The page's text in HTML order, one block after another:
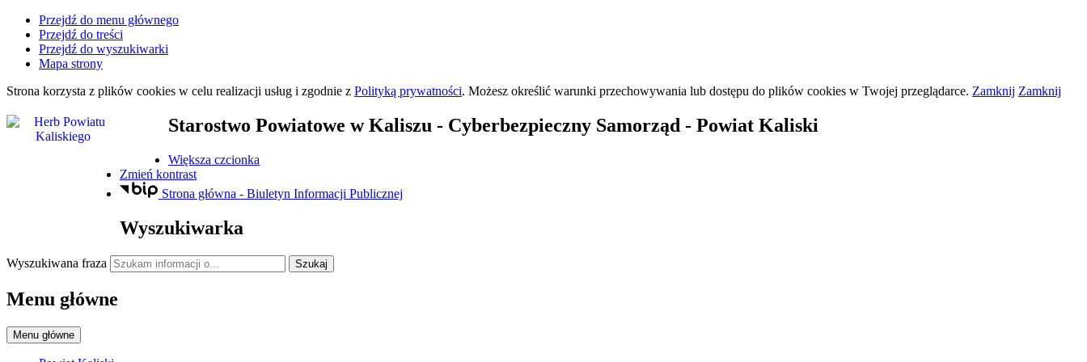
Przejdź do menu głównego
Przejdź do treści
Przejdź do wyszukiwarki
Mapa strony
Strona korzysta z plików cookies w celu realizacji usług i zgodnie z Polityką prywatności. Możesz określić warunki przechowywania lub dostępu do plików cookies w Twojej przeglądarce. Zamknij Zamknij
Starostwo Powiatowe w Kaliszu - Cyberbezpieczny Samorząd - Powiat Kaliski
Większa czcionka
Zmień kontrast
Strona główna - Biuletyn Informacji Publicznej
Wyszukiwarka
Wyszukiwana fraza Szukaj
Menu główne
Menu główne